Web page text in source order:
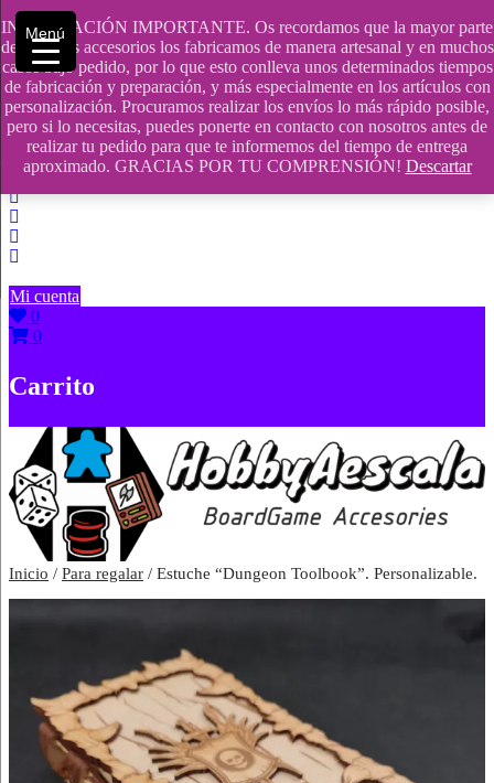
INFORMACIÓN IMPORTANTE. Os recordamos que la mayor parte
de nuestros accesorios los fabricamos de manera artesanal y en muchos
casos bajo pedido, por lo que esto conlleva unos determinados tiempos
de fabricación y preparación, y más especialmente en los artículos con
personalización. Procuramos realizar los envíos lo más rápido posible,
pero si lo necesitas, puedes ponerte en contacto con nosotros antes de
realizar tu pedido para que te informemos del tiempo de entrega
aproximado. GRACIAS POR TU COMPRENSIÓN! Descartar
Saltar
contenido
609241475 SOLO DE 10:00 a 14:00
info@hobbyaescala.com
San Fernando de Henares
10:00 - 14:00
Mi cuenta
0
0
Carrito
Inicio / Para regalar / Estuche “Dungeon Toolbook”. Personalizable.
Menú